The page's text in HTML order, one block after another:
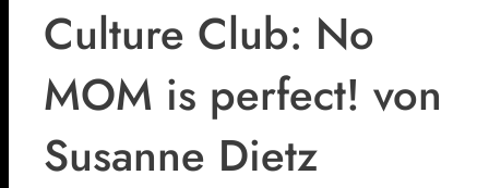
Culture Club: No
MOM is perfect! von
Susanne Dietz